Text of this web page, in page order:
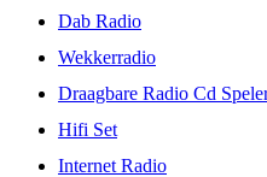
Dab Radio
Wekkerradio
Draagbare Radio Cd
Hifi Set
Internet Radio